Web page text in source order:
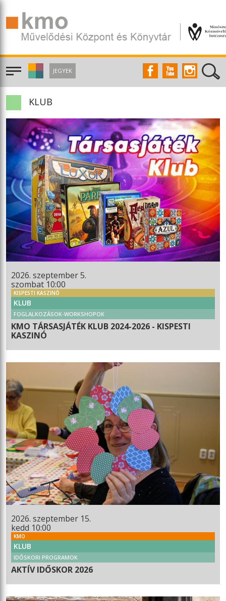
JEGYEK
KLUB
2026. szeptember 5.
szombat 10:00
KISPESTI KASZINÓ
KLUB
FOGLALKOZÁSOK-WORKSHOPOK
KMO TÁRSASJÁTÉK KLUB 2024-2026 - KISPESTI
KASZINÓ
2026. szeptember 15.
kedd 10:00
KMO
KLUB
IDŐSKORI PROGRAMOK
AKTÍV IDŐSKOR 2026